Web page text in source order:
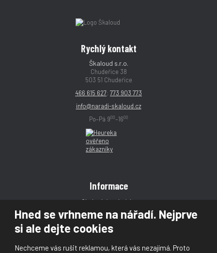
Hned se vrhneme na nářadí. Nejprve
si ale dejte cookies
Nechceme vás rušit reklamou, která vás nezajímá. Proto
Rychlý kontakt
Škaloud s.r.o.
Chudeřice 38
503 51 Chudeřice
466 615 627; 773 903 773
info@naradi-skaloud.cz
Po–Pá 900–1600
Informace
Obchodní podmínky
Reklamace
Magazín